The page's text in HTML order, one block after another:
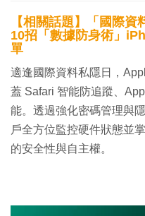
【相關話題】「國際
10招「數據防身術」
單
適逢國際資料私隱日，
蓋 Safari 智能防追蹤、
能。透過強化密碼管理與
戶全方位監控硬件狀態並
的安全性與自主權。